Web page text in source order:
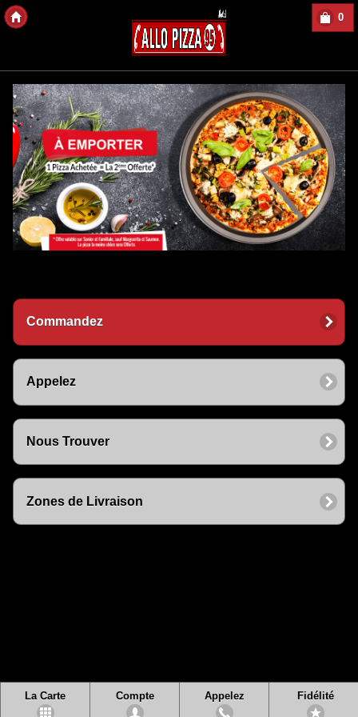
0
Commandez
Appelez
Nous Trouver
Zones de Livraison
La Carte Compte Appelez Fidélité
Copyright des-Click